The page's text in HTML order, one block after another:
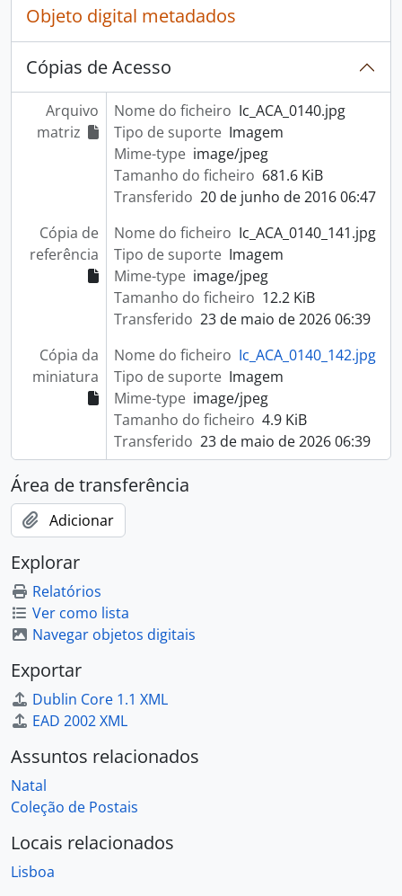
Objeto digital metadados
Cópias de Acesso
Arquivo
matriz
Nome do ficheiro Ic_ACA_0140.jpg
Tipo de suporte Imagem
Mime-type image/jpeg
Tamanho do ficheiro 681.6 KiB
Transferido 20 de junho de 2016 06:47
Cópia de
referência
Nome do ficheiro Ic_ACA_0140_141.jpg
Tipo de suporte Imagem
Mime-type image/jpeg
Tamanho do ficheiro 12.2 KiB
Transferido 23 de maio de 2026 06:39
Cópia da
miniatura
Nome do ficheiro Ic_ACA_0140_142.jpg
Tipo de suporte Imagem
Mime-type image/jpeg
Tamanho do ficheiro 4.9 KiB
Transferido 23 de maio de 2026 06:39
Área de transferência
Adicionar
Explorar
Relatórios
Ver como lista
Navegar objetos digitais
Exportar
Dublin Core 1.1 XML
EAD 2002 XML
Assuntos relacionados
Natal
Coleção de Postais
Locais relacionados
Lisboa